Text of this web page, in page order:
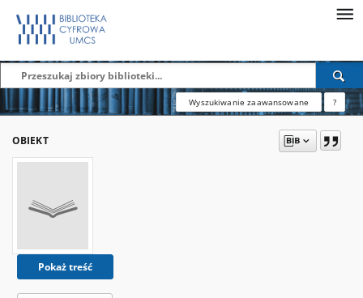
Wyszukiwanie zaawansowane ?
OBIEKT
Pokaż treść